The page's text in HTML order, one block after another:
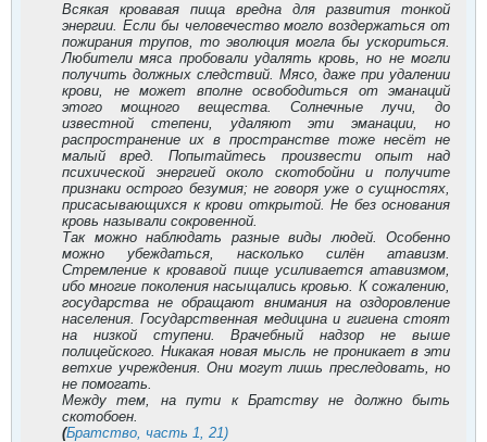
Всякая кровавая пища вредна для развития тонкой
энергии. Если бы человечество могло воздержаться от
пожирания трупов, то эволюция могла бы ускориться.
Любители мяса пробовали удалять кровь, но не могли
получить должных следствий. Мясо, даже при удалении
крови, не может вполне освободиться от эманаций
этого мощного вещества. Солнечные лучи, до
известной степени, удаляют эти эманации, но
распространение их в пространстве тоже несёт не
малый вред. Попытайтесь произвести опыт над
психической энергией около скотобойни и получите
признаки острого безумия; не говоря уже о сущностях,
присасывающихся к крови открытой. Не без основания
кровь называли сокровенной.
Так можно наблюдать разные виды людей. Особенно
можно убеждаться, насколько силён атавизм.
Стремление к кровавой пище усиливается атавизмом,
ибо многие поколения насыщались кровью. К сожалению,
государства не обращают внимания на оздоровление
населения. Государственная медицина и гигиена стоят
на низкой ступени. Врачебный надзор не выше
полицейского. Никакая новая мысль не проникает в эти
ветхие учреждения. Они могут лишь преследовать, но
не помогать.
Между тем, на пути к Братству не должно быть
скотобоен.
(Братство, часть 1, 21)